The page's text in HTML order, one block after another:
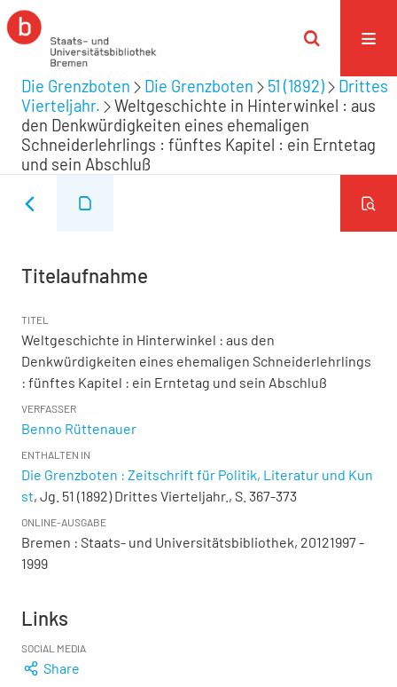
Die Grenzboten Die Grenzboten 51 (1892)
Drittes
Vierteljahr.
Weltgeschichte in Hinterwinkel : aus
den Denkwürdigkeiten eines ehemaligen
Schneiderlehrlings : fünftes Kapitel : ein Erntetag
und sein Abschluß
Titelaufnahme
TITEL
Weltgeschichte in Hinterwinkel : aus den
Denkwürdigkeiten eines ehemaligen Schneiderlehrlings
: fünftes Kapitel : ein Erntetag und sein Abschluß
VERFASSER
Benno Rüttenauer
ENTHALTEN IN
Die Grenzboten : Zeitschrift für Politik, Literatur und Kun
st, Jg. 51 (1892) Drittes Vierteljahr., S. 367-373
ONLINE-AUSGABE
Bremen : Staats- und Universitätsbibliothek, 20121997 -
1999
Links
SOCIAL MEDIA
Share